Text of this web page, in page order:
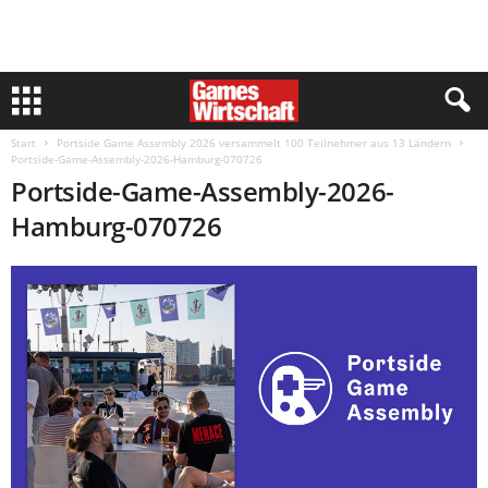
Start
Portside Game Assembly 2026 versammelt 100 Teilnehmer aus 13 Ländern
Portside-Game-Assembly-2026-Hamburg-070726
Portside-Game-Assembly-2026-
Hamburg-070726